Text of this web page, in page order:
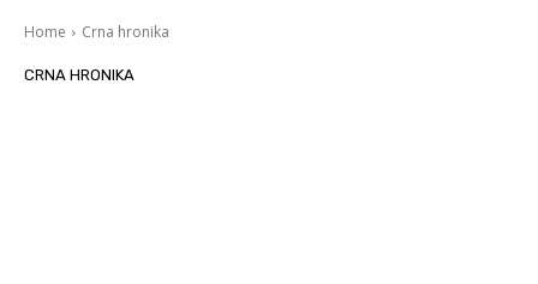
Home Crna hronika
CRNA HRONIKA